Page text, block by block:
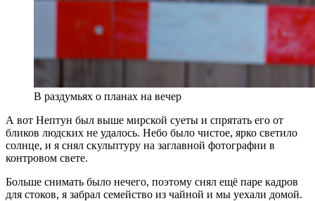
В раздумьях о планах на вечер
А вот Нептун был выше мирской суеты и спрятать его от
бликов людских не удалось. Небо было чистое, ярко светило
солнце, и я снял скульптуру на заглавной фотографии в
контровом свете.
Больше снимать было нечего, поэтому снял ещё паре кадров
для стоков, я забрал семейство из чайной и мы уехали домой.